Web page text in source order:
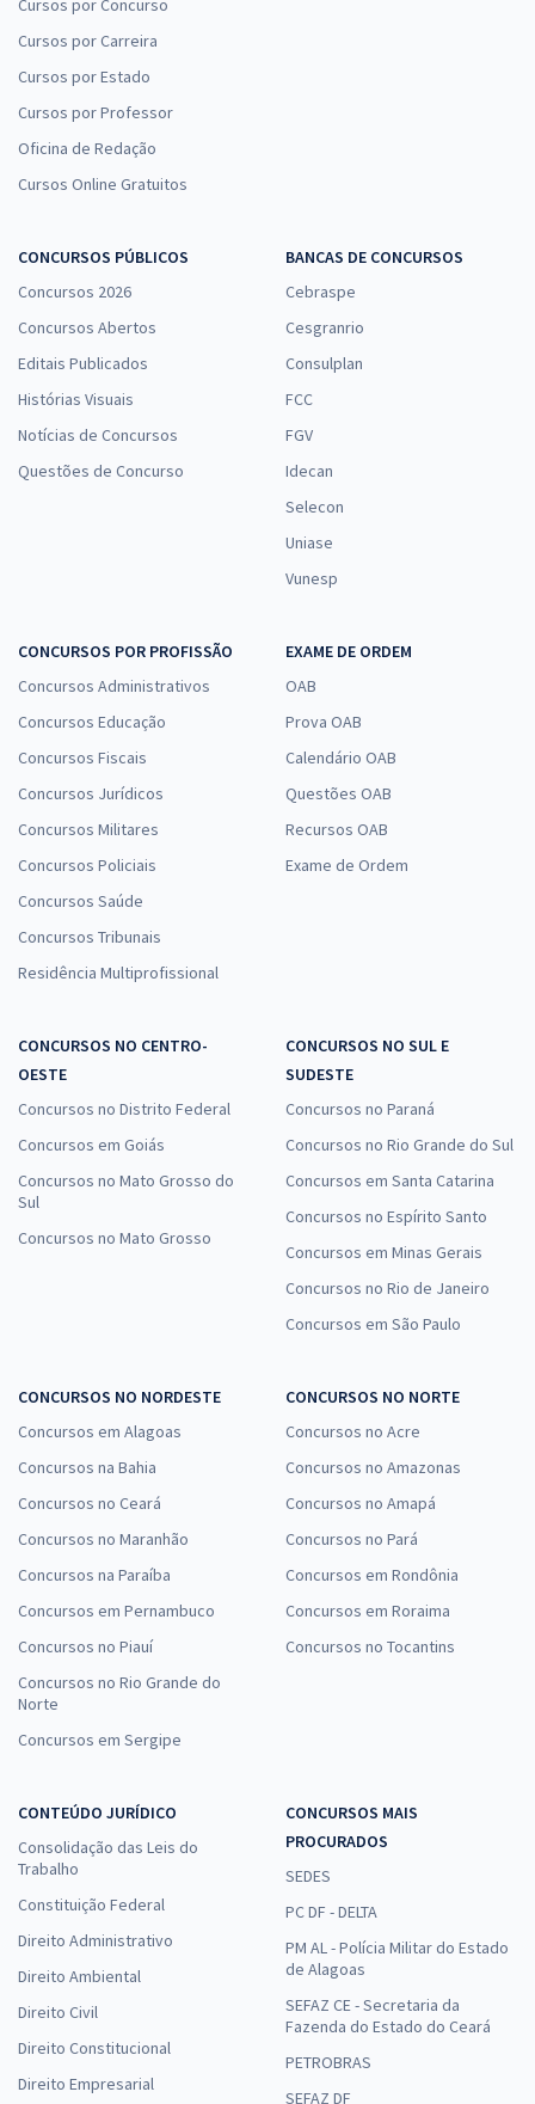
Cursos por Concurso
Cursos por Carreira
Cursos por Estado
Cursos por Professor
Oficina de Redação
Cursos Online Gratuitos
CONCURSOS PÚBLICOS
Concursos 2026
Concursos Abertos
Editais Publicados
Histórias Visuais
Notícias de Concursos
Questões de Concurso
BANCAS DE CONCURSOS
Cebraspe
Cesgranrio
Consulplan
FCC
FGV
Idecan
Selecon
Uniase
Vunesp
CONCURSOS POR PROFISSÃO
Concursos Administrativos
Concursos Educação
Concursos Fiscais
Concursos Jurídicos
Concursos Militares
Concursos Policiais
Concursos Saúde
Concursos Tribunais
Residência Multiprofissional
EXAME DE ORDEM
OAB
Prova OAB
Calendário OAB
Questões OAB
Recursos OAB
Exame de Ordem
CONCURSOS NO CENTRO-
OESTE
Concursos no Distrito Federal
Concursos em Goiás
Concursos no Mato Grosso do
Sul
Concursos no Mato Grosso
CONCURSOS NO SUL E
SUDESTE
Concursos no Paraná
Concursos no Rio Grande do Sul
Concursos em Santa Catarina
Concursos no Espírito Santo
Concursos em Minas Gerais
Concursos no Rio de Janeiro
Concursos em São Paulo
CONCURSOS NO NORDESTE
Concursos em Alagoas
Concursos na Bahia
Concursos no Ceará
Concursos no Maranhão
Concursos na Paraíba
Concursos em Pernambuco
Concursos no Piauí
Concursos no Rio Grande do
Norte
Concursos em Sergipe
CONCURSOS NO NORTE
Concursos no Acre
Concursos no Amazonas
Concursos no Amapá
Concursos no Pará
Concursos em Rondônia
Concursos em Roraima
Concursos no Tocantins
CONTEÚDO JURÍDICO
Consolidação das Leis do
Trabalho
Constituição Federal
Direito Administrativo
Direito Ambiental
Direito Civil
Direito Constitucional
Direito Empresarial
CONCURSOS MAIS
PROCURADOS
SEDES
PC DF - DELTA
PM AL - Polícia Militar do Estado
de Alagoas
SEFAZ CE - Secretaria da
Fazenda do Estado do Ceará
PETROBRAS
SEFAZ DF